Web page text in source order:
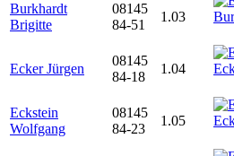
Burkhardt
Brigitte
08145
84-51
1.03
Ecker Jürgen
08145
84-18
1.04
Eckstein
Wolfgang
08145
84-23
1.05